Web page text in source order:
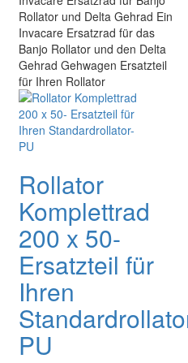
Rollator und Delta Gehrad Ein
Invacare Ersatzrad für das
Banjo Rollator und den Delta
Gehrad Gehwagen Ersatzteil
für Ihren Rollator
Rollator
Komplettrad
200 x 50-
Ersatzteil für
Ihren
PU